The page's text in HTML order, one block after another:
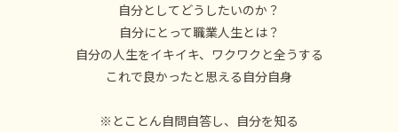
自分としてどうしたいのか？
自分にとって職業人生とは？
自分の人生をイキイキ、ワクワクと全うする
これで良かったと思える自分自身
※とことん自問自答し、自分を知る